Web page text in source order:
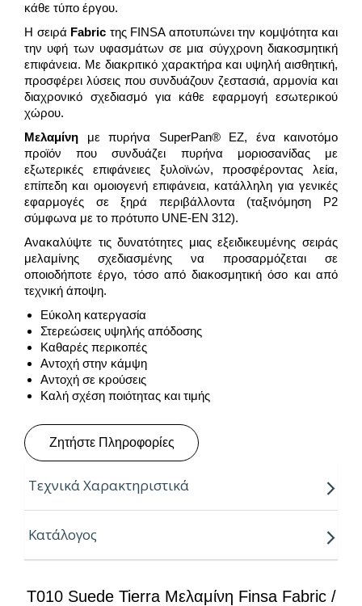
κάθε τύπο έργου.
Η σειρά Fabric της FINSA αποτυπώνει την κομψότητα και
την υφή των υφασμάτων σε μια σύγχρονη διακοσμητική
επιφάνεια. Με διακριτικό χαρακτήρα και υψηλή αισθητική,
προσφέρει λύσεις που συνδυάζουν ζεστασιά, αρμονία και
διαχρονικό σχεδιασμό για κάθε εφαρμογή εσωτερικού
χώρου.
Μελαμίνη με πυρήνα SuperPan® EZ, ένα καινοτόμο
προϊόν που συνδυάζει πυρήνα μοριοσανίδας με
εξωτερικές επιφάνειες ξυλοϊνών, προσφέροντας λεία,
επίπεδη και ομοιογενή επιφάνεια, κατάλληλη για γενικές
εφαρμογές σε ξηρά περιβάλλοντα (ταξινόμηση P2
σύμφωνα με το πρότυπο UNE-EN 312).
Ανακαλύψτε τις δυνατότητες μιας εξειδικευμένης σειράς
μελαμίνης σχεδιασμένης να προσαρμόζεται σε
οποιοδήποτε έργο, τόσο από διακοσμητική όσο και από
τεχνική άποψη.
Εύκολη κατεργασία
Στερεώσεις υψηλής απόδοσης
Καθαρές περικοπές
Αντοχή στην κάμψη
Αντοχή σε κρούσεις
Καλή σχέση ποιότητας και τιμής
Ζητήστε Πληροφορίες
Τεχνικά Χαρακτηριστικά
ΔΙΑΣΤΑΣΗ
ΠΑΧΟΣ:18mm
Classification: P2, CARB2, E1, E05
Κατάλογος
T010 Suede Tierra Μελαμίνη Finsa Fabric /